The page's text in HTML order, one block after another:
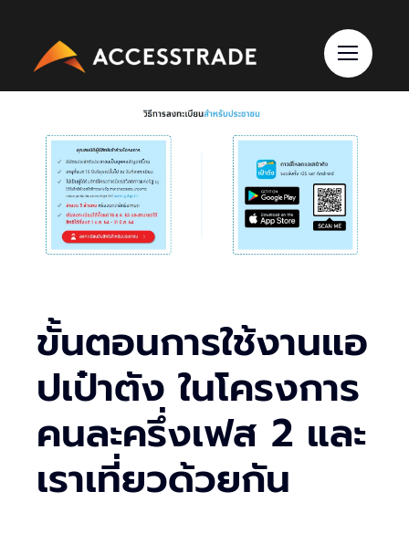
content
ขั้นตอนการใช้งานแอ
ปเป๋าตัง ในโครงการ
คนละครึ่งเฟส 2 และ
เราเที่ยวด้วยกัน